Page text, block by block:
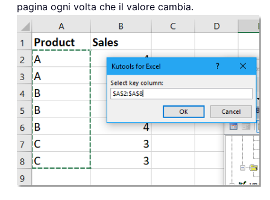
pagina ogni volta che il valore cambia.